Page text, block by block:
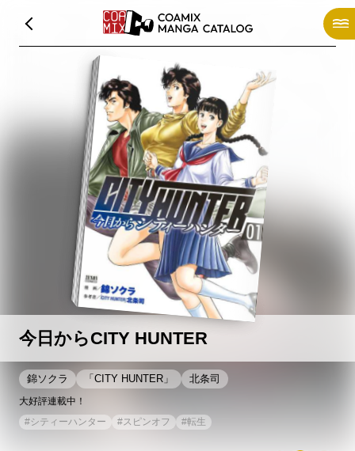
今日からCITY HUNTER
錦ソクラ 「CITY HUNTER」 北条司
大好評連載中！
#シティーハンター #スピンオフ #転生